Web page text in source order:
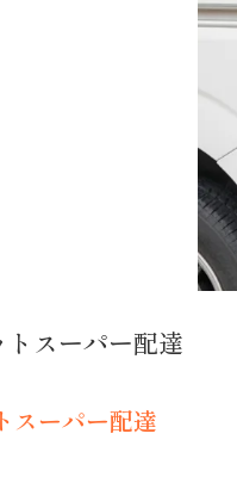
トスーパー配達
スーパー配達